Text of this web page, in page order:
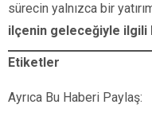
sürecin yalnızca bir
ilçenin geleceğiyle ilgili
Etiketler
Ayrıca Bu Haberi Paylaş: